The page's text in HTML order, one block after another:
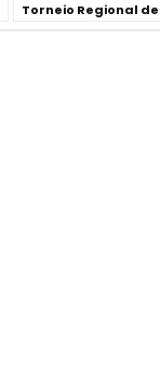
Torneio Regional